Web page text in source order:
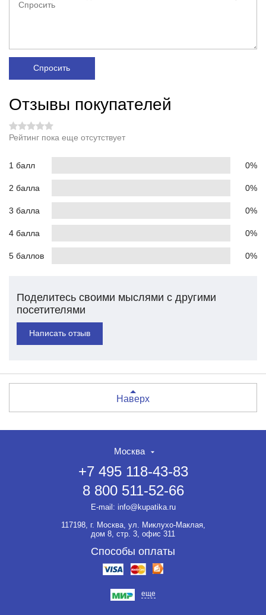
Спросить
Отзывы покупателей
Рейтинг пока еще отсутствует
1 балл 0%
2 балла 0%
3 балла 0%
4 балла 0%
5 баллов 0%
Поделитесь своими мыслями с другими
посетителями
Написать отзыв
Наверх
Москва
+7 495 118-43-83
8 800 511-52-66
E-mail: info@kupatika.ru
117198, г. Москва, ул. Миклухо-Маклая,
дом 8, стр. 3, офис 311
Способы оплаты
еще